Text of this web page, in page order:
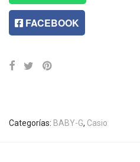
FACEBOOK
Categorías: BABY-G, Casio